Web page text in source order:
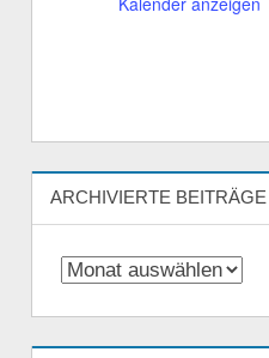
ARCHIVIERTE BEITRÄGE
Archivierte